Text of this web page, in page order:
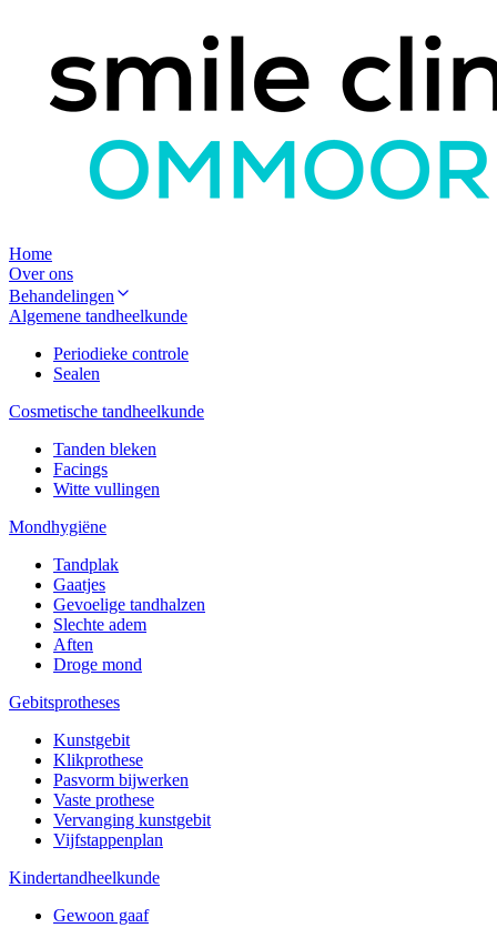
Home
Over ons
Behandelingen
Algemene tandheelkunde
Periodieke controle
Sealen
Cosmetische tandheelkunde
Tanden bleken
Facings
Witte vullingen
Mondhygiëne
Tandplak
Gaatjes
Gevoelige tandhalzen
Slechte adem
Aften
Droge mond
Gebitsprotheses
Kunstgebit
Klikprothese
Pasvorm bijwerken
Vaste prothese
Vervanging kunstgebit
Vijfstappenplan
Kindertandheelkunde
Gewoon gaaf